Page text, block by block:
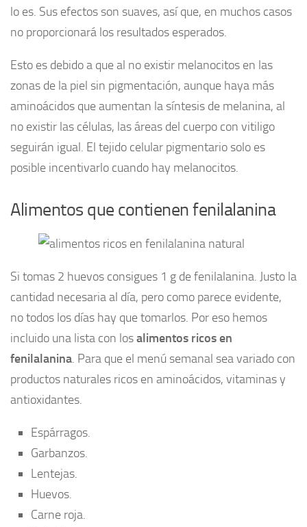
lo es. Sus efectos son suaves, así que, en muchos casos
no proporcionará los resultados esperados.
Esto es debido a que al no existir melanocitos en las
zonas de la piel sin pigmentación, aunque haya más
aminoácidos que aumentan la síntesis de melanina, al
no existir las células, las áreas del cuerpo con vitiligo
seguirán igual. El tejido celular pigmentario solo es
posible incentivarlo cuando hay melanocitos.
Alimentos que contienen fenilalanina
Si tomas 2 huevos consigues 1 g de fenilalanina. Justo la
cantidad necesaria al día, pero como parece evidente,
no todos los días hay que tomarlos. Por eso hemos
incluido una lista con losalimentos ricos en
fenilalanina. Para que el menú semanal sea variado con
productos naturales ricos en aminoácidos, vitaminas y
antioxidantes.
Espárragos.
Garbanzos.
Lentejas.
Huevos.
Carne roja.